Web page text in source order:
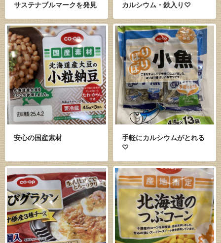
サステナブルマークを発見 カルシウム・鉄入り♡
安心の国産素材
手軽にカルシウムがとれる
♡